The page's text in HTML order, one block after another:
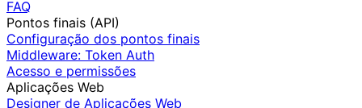
FAQ
Pontos finais (API)
Configuração dos pontos finais
Middleware: Token Auth
Acesso e permissões
Aplicações Web
Designer de Aplicações Web